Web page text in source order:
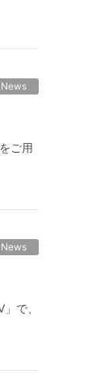
News
ご用
News
で、